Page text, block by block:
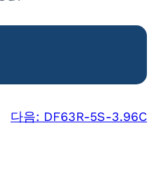
다음: DF63R-5S-3.96C